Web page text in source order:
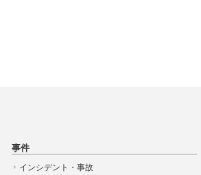
事件
インシデント・事故